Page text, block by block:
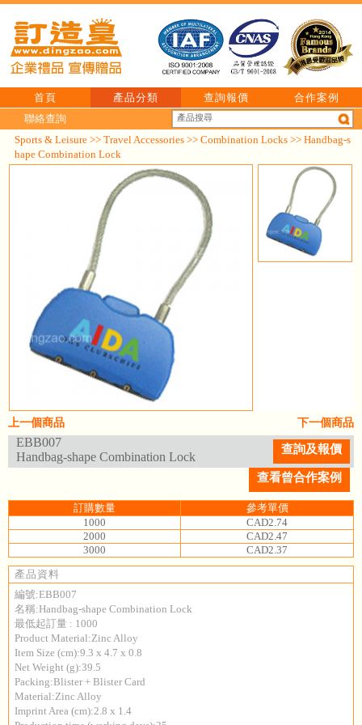
首頁 產品分類 查詢報價
合作案例
聯絡查詢
Sports & Leisure >> Travel Accessories >> Combination Locks >> Handbag-s
hape Combination Lock
下一個商品
上一個商品
EBB007
Handbag-shape Combination Lock
查詢及報價
查看曾合作案例
訂購數量
參考單價
1000
CAD2.74
2000
CAD2.47
3000
CAD2.37
產品資料
編號:EBB007
名稱:Handbag-shape Combination Lock
最低起訂量 : 1000
Product Material:Zinc Alloy
Item Size (cm):9.3 x 4.7 x 0.8
Net Weight (g):39.5
Packing:Blister + Blister Card
Material:Zinc Alloy
Imprint Area (cm):2.8 x 1.4